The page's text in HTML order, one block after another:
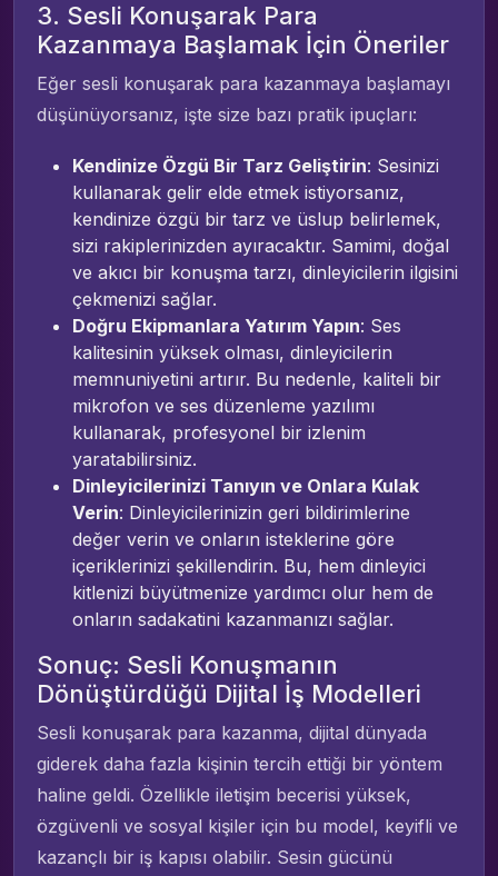
3. Sesli Konuşarak Para
Kazanmaya Başlamak İçin Öneriler
Eğer sesli konuşarak para kazanmaya başlamayı
düşünüyorsanız, işte size bazı pratik ipuçları:
Kendinize Özgü Bir Tarz Geliştirin: Sesinizi
kullanarak gelir elde etmek istiyorsanız,
kendinize özgü bir tarz ve üslup belirlemek,
sizi rakiplerinizden ayıracaktır. Samimi, doğal
ve akıcı bir konuşma tarzı, dinleyicilerin ilgisini
çekmenizi sağlar.
Doğru Ekipmanlara Yatırım Yapın: Ses
kalitesinin yüksek olması, dinleyicilerin
memnuniyetini artırır. Bu nedenle, kaliteli bir
mikrofon ve ses düzenleme yazılımı
kullanarak, profesyonel bir izlenim
yaratabilirsiniz.
Dinleyicilerinizi Tanıyın ve Onlara Kulak
Verin: Dinleyicilerinizin geri bildirimlerine
değer verin ve onların isteklerine göre
içeriklerinizi şekillendirin. Bu, hem dinleyici
kitlenizi büyütmenize yardımcı olur hem de
onların sadakatini kazanmanızı sağlar.
Sonuç: Sesli Konuşmanın
Dönüştürdüğü Dijital İş Modelleri
Sesli konuşarak para kazanma, dijital dünyada
giderek daha fazla kişinin tercih ettiği bir yöntem
haline geldi. Özellikle iletişim becerisi yüksek,
özgüvenli ve sosyal kişiler için bu model, keyifli ve
kazançlı bir iş kapısı olabilir. Sesin gücünü